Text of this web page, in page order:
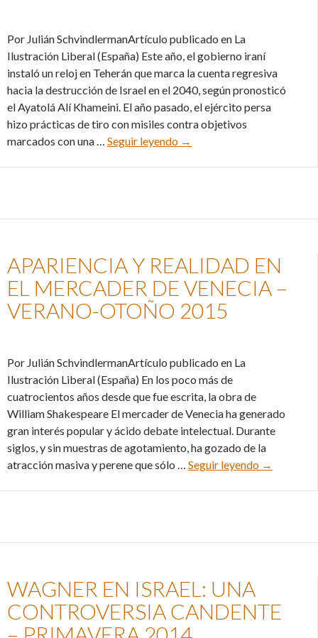
Por Julián SchvindlermanArtículo publicado en La
Ilustración Liberal (España) Este año, el gobierno iraní
instaló un reloj en Teherán que marca la cuenta regresiva
hacia la destrucción de Israel en el 2040, según pronosticó
el Ayatolá Alí Khameini. El año pasado, el ejército persa
hizo prácticas de tiro con misiles contra objetivos
marcados con una … Seguir leyendo Un turista extraño en
→
APARIENCIA Y REALIDAD EN
EL MERCADER DE VENECIA –
VERANO-OTOÑO 2015
Por Julián SchvindlermanArtículo publicado en La
Ilustración Liberal (España) En los poco más de
cuatrocientos años desde que fue escrita, la obra de
William Shakespeare El mercader de Venecia ha generado
gran interés popular y ácido debate intelectual. Durante
siglos, y sin muestras de agotamiento, ha gozado de la
atracción masiva y perene que sólo … Seguir leyendo →
WAGNER EN ISRAEL: UNA
CONTROVERSIA CANDENTE